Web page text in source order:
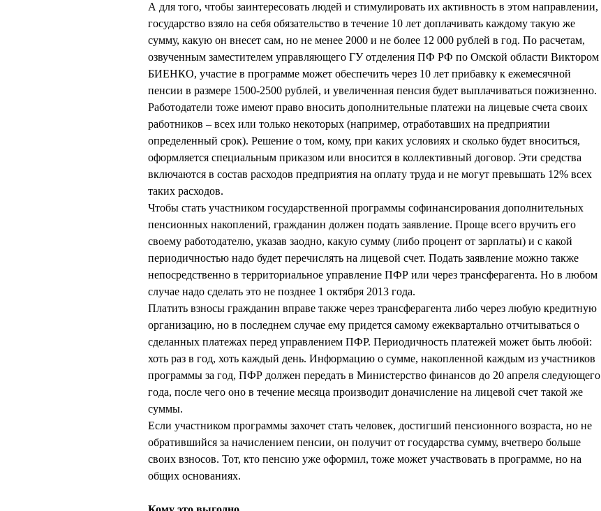
А для того, чтобы заинтересовать людей и стимулировать их активность в этом направлении,
государство взяло на себя обязательство в течение 10 лет доплачивать каждому такую же
сумму, какую он внесет сам, но не менее 2000 и не более 12 000 рублей в год. По расчетам,
озвученным заместителем управляющего ГУ отделения ПФ РФ по Омской области Виктором
БИЕНКО, участие в программе может обеспечить через 10 лет прибавку к ежемесячной
пенсии в размере 1500-2500 рублей, и увеличенная пенсия будет выплачиваться пожизненно.
Работодатели тоже имеют право вносить дополнительные платежи на лицевые счета своих
работников – всех или только некоторых (например, отработавших на предприятии
определенный срок). Решение о том, кому, при каких условиях и сколько будет вноситься,
оформляется специальным приказом или вносится в коллективный договор. Эти средства
включаются в состав расходов предприятия на оплату труда и не могут превышать 12% всех
таких расходов.
Чтобы стать участником государственной программы софинансирования дополнительных
пенсионных накоплений, гражданин должен подать заявление. Проще всего вручить его
своему работодателю, указав заодно, какую сумму (либо процент от зарплаты) и с какой
периодичностью надо будет перечислять на лицевой счет. Подать заявление можно также
непосредственно в территориальное управление ПФР или через трансферагента. Но в любом
случае надо сделать это не позднее 1 октября 2013 года.
Платить взносы гражданин вправе также через трансферагента либо через любую кредитную
организацию, но в последнем случае ему придется самому ежеквартально отчитываться о
сделанных платежах перед управлением ПФР. Периодичность платежей может быть любой:
хоть раз в год, хоть каждый день. Информацию о сумме, накопленной каждым из участников
программы за год, ПФР должен передать в Министерство финансов до 20 апреля следующего
года, после чего оно в течение месяца производит доначисление на лицевой счет такой же
суммы.
Если участником программы захочет стать человек, достигший пенсионного возраста, но не
обратившийся за начислением пенсии, он получит от государства сумму, вчетверо больше
своих взносов. Тот, кто пенсию уже оформил, тоже может участвовать в программе, но на
общих основаниях.